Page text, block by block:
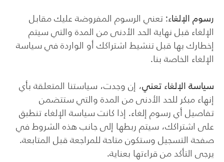
رسوم الإلغاء: تعني الرسوم المفروضة عليك مقابل
الإلغاء قبل نهاية الحد الأدنى من المدة والتي سيتم
إخطارك بها قبل تنشيط اشتراكك أو الواردة في سياسة
الإلغاء الخاصة بنا.
سياسة الإلغاء تعني، إن وجدت، سياستنا المتعلقة بأي
إنهاء مبكر للحد الأدنى من المدة والتي ستتضمن
تفاصيل أي رسوم إلغاء. إذا كانت سياسة الإلغاء تنطبق
على اشتراكك، سيتم ربطها إلى جانب هذه الشروط في
صفحة التسجيل وستكون متاحة للمراجعة قبل المتابعة.
يرجى التأكد من قراءتها بعناية.